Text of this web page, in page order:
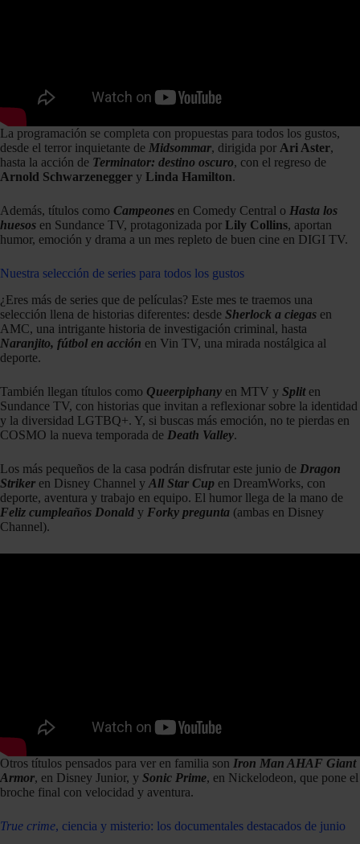
La programación se completa con propuestas para todos los gustos,
desde el terror inquietante de Midsommar, dirigida por Ari Aster,
hasta la acción de Terminator: destino oscuro, con el regreso de
Arnold Schwarzenegger y Linda Hamilton.
Además, títulos como Campeones en Comedy Central o Hasta los
huesos en Sundance TV, protagonizada por Lily Collins, aportan
humor, emoción y drama a un mes repleto de buen cine en DIGI TV.
Nuestra selección de series para todos los gustos
¿Eres más de series que de películas? Este mes te traemos una
selección llena de historias diferentes: desde Sherlock a ciegas en
AMC, una intrigante historia de investigación criminal, hasta
Naranjito, fútbol en acción en Vin TV, una mirada nostálgica al
deporte.
También llegan títulos como Queerpiphany en MTV y Spliten
Sundance TV, con historias que invitan a reflexionar sobre la identidad
y la diversidad LGTBQ+. Y, si buscas más emoción, no te pierdas en
COSMO la nueva temporada de Death Valley.
Los más pequeños de la casa podrán disfrutar este junio de Dragon
Striker en Disney Channel y All Star Cup en DreamWorks, con
deporte, aventura y trabajo en equipo. El humor llega de la mano de
Feliz cumpleaños Donald y Forky pregunta (ambas en Disney
Channel).
Otros títulos pensados para ver en familia son Iron Man AHAF Giant
Armor, en Disney Junior, y Sonic Prime, en Nickelodeon, que pone el
broche final con velocidad y aventura.
True crime, ciencia y misterio: los documentales destacados de junio